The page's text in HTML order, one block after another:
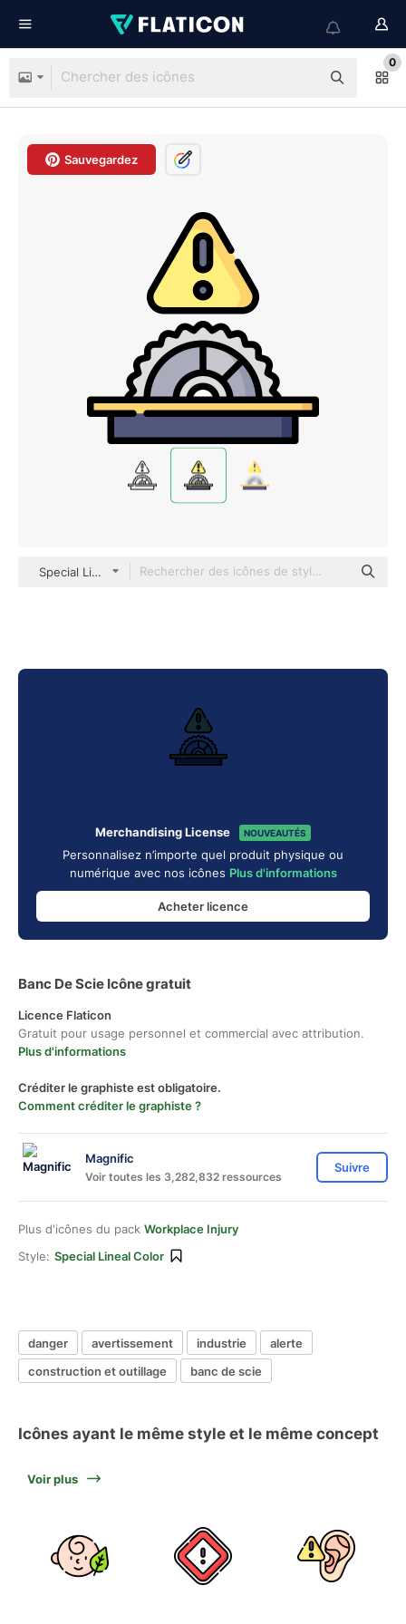
0
Sauvegardez
Special Lineal color
Merchandising License NOUVEAUTÉS
Personnalisez n’importe quel produit physique ou
numérique avec nos icônes Plus d'informations
Acheter licence
Banc De Scie Icône gratuit
Licence Flaticon
Gratuit pour usage personnel et commercial avec attribution.
Plus d'informations
Créditer le graphiste est obligatoire.
Comment créditer le graphiste ?
Magnific
Voir toutes les 3,282,832 ressources
Suivre
Plus d'icônes du pack Workplace Injury
Style: Special Lineal Color
danger avertissement industrie
alerte
construction et outillage
banc de scie
Icônes ayant le même style et le même concept
Voir plus